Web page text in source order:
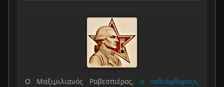
Ο Μαξιμιλιανός Ροβεσπιέρος, ο «αδιάφθορος»,